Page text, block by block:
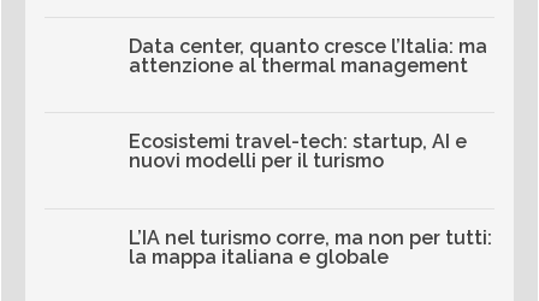
Data center, quanto cresce l’Italia: ma
attenzione al thermal management
Ecosistemi travel-tech: startup, AI e
nuovi modelli per il turismo
L’IA nel turismo corre, ma non per tutti:
la mappa italiana e globale